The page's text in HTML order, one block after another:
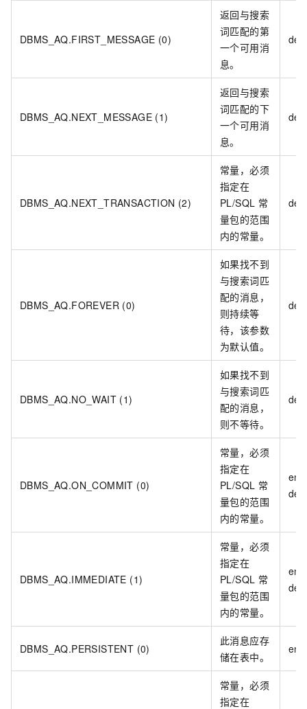
DBMS_AQ.FIRST_MESSAGE (0)
返回与搜索
词匹配的第
一个可用消
息。
DBMS_AQ.NEXT_MESSAGE (1)
返回与搜索
词匹配的下
一个可用消
息。
DBMS_AQ.NEXT_TRANSACTION (2)
常量，必须
指定在
PL/SQL 常
量包的范围
内的常量。
DBMS_AQ.FOREVER (0)
如果找不到
与搜索词匹
配的消息，
则持续等
待，该参数
为默认值。
DBMS_AQ.NO_WAIT (1)
如果找不到
与搜索词匹
配的消息，
则不等待。
DBMS_AQ.ON_COMMIT (0)
常量，必须
指定在
PL/SQL 常
量包的范围
内的常量。
DBMS_AQ.IMMEDIATE (1)
常量，必须
指定在
PL/SQL 常
量包的范围
内的常量。
DBMS_AQ.PERSISTENT (0)
此消息应存
储在表中。
常量，必须
指定在